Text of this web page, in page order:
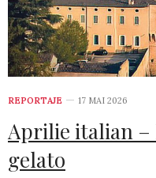
REPORTAJE 17 MAI 2026
Aprilie italian –
gelato